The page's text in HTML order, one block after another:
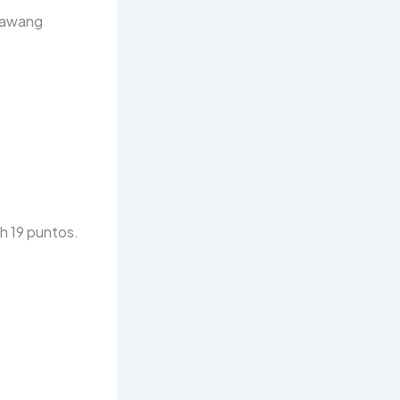
19 puntos.